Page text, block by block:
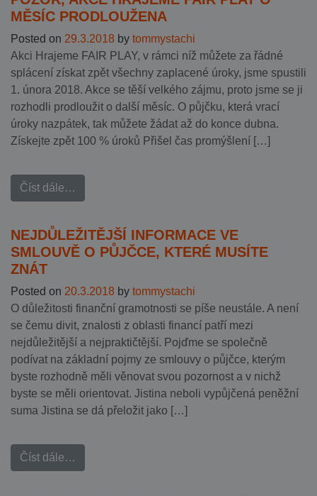
MĚSÍC PRODLOUŽENA
Posted on 29.3.2018 by tommystachi
Akci Hrajeme FAIR PLAY, v rámci níž můžete za řádné
splácení získat zpět všechny zaplacené úroky, jsme spustili
1. února 2018. Akce se těší velkého zájmu, proto jsme se ji
rozhodli prodloužit o další měsíc. O půjčku, která vrací
úroky nazpátek, tak můžete žádat až do konce dubna.
Získejte zpět 100 % úroků Přišel čas promýšlení […]
Číst dále…
NEJDŮLEŽITĚJŠÍ INFORMACE VE
SMLOUVĚ O PŮJČCE, KTERÉ MUSÍTE
ZNÁT
Posted on 20.3.2018 by tommystachi
O důležitosti finanční gramotnosti se píše neustále. A není
se čemu divit, znalosti z oblasti financí patří mezi
nejdůležitější a nejpraktičtější. Pojďme se společně
podívat na základní pojmy ze smlouvy o půjčce, kterým
byste rozhodně měli věnovat svou pozornost a v nichž
byste se měli orientovat. Jistina neboli vypůjčená peněžní
suma Jistina se dá přeložit jako […]
Číst dále…